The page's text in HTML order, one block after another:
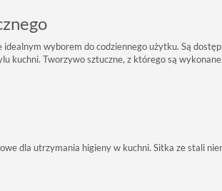
wyborem do codziennego użytku. Są
kuchni. Tworzywo sztuczne, z którego są
dla utrzymania higieny w kuchni. Sitka ze stali